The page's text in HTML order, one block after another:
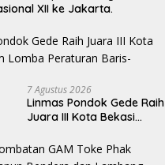
XII ke Jakarta.
7 Agustus 2026
Linmas Pondok Gede Raih
Juara III Kota Bekasi
Baris-Berbaris.